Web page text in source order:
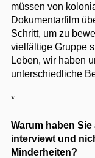
müssen von
Dokumentarfilm
Schritt, um zu
vielfältige Gruppe
Leben, wir haben
unterschiedliche
*
Warum haben
interviewt und
Minderheiten?